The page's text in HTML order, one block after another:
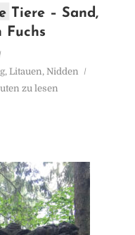
Tiere – Sand,
Fuchs
, Litauen, Nidden
zu lesen